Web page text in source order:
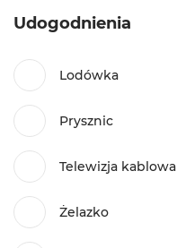
Udogodnienia
Lodówka
Prysznic
Telewizja kablowa
Żelazko